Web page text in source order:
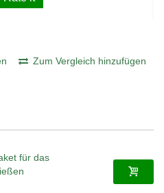
Zum Vergleich hinzufügen
für das